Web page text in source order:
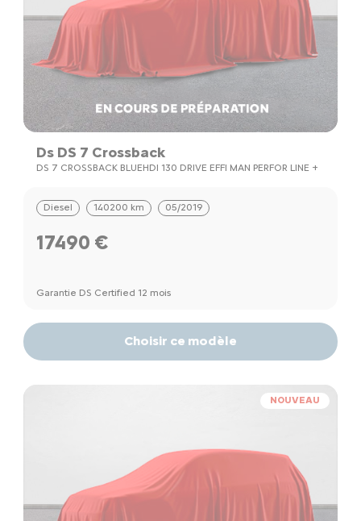
Ds DS 7 Crossback
DS 7 CROSSBACK BLUEHDI 130 DRIVE EFFI MAN PERFOR LINE +
Diesel 140200 km 05/2019
17490 €
Garantie DS Certified 12 mois
Choisir ce modèle
NOUVEAU